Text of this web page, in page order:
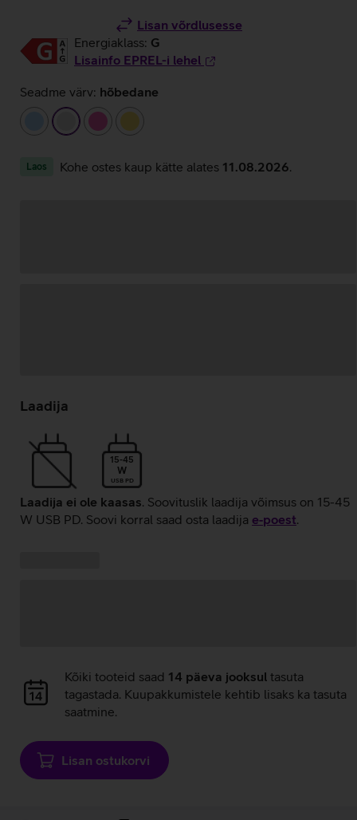
Lisan võrdlusesse
Energiaklass: G
Lisainfo EPREL-i lehel
Seadme värv: hõbedane
helesininehõbedane
roosa kollane
Laos Kohe ostes kaup kätte alates 11.08.2026
laadimine
Laadija
15-45
W
USB PD
Laadija ei ole kaasas. Soovituslik laadija võimsus on 15-45
W USB PD. Soovi korral saad osta laadija e‑poest.
Andmete
laadimine
Kõiki tooteid saad 14 päeva jooksul tasuta
tagastada. Kuupakkumistele kehtib lisaks ka tasuta
saatmine.
Lisan ostukorvi